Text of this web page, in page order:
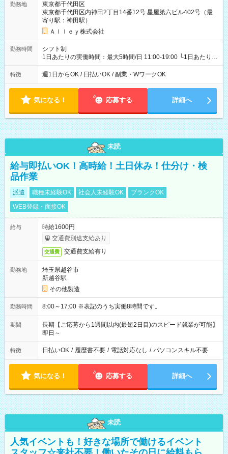
勤務地
東京都千代田区
東京都千代田区内神田2丁目14番12号 星屋第六ビル402号（最
寄り駅：神田駅）
Ａｌｌｅｙ株式会社
勤務時間
シフト制
1日あたりの実働時間：最大5時間/日 11:00-19:00 └1日あたりの
実働時間：1-5時間 └上記の時間帯内であれば、いつでも勤務可
能！ └平日・土曜日の中で、お好きな曜日でご勤務いただけま
18:00 などのように、自由な働き方が可能なお仕事です！
特徴 週1日からOK / 日払いOK / 副業・WワークOK
気になる！ 応募する 詳細へ
未読
給与即払いOK！高時給！土日休み！仕分け・検
品作業
派遣 職種未経験OK 社会人未経験OK
ブランクOK
WEB登録・面接OK
給与
時給1600円
交通費別途支給あり
交通費 交通費支給有り
勤務地
埼玉県越谷市
新越谷駅
その他製造
勤務時間 8:00～17:00 ※表記のうち実働8時間です。
期間
長期【ご応募から1週間以内(最短2日目)のスピード就業が可能】
即日～
特徴 日払いOK / 履歴書不要 / 電話対応なし / パソコンスキル不要
気になる！ 応募する 詳細へ
未読
人気イベントも！好きな場所で働けるイベント